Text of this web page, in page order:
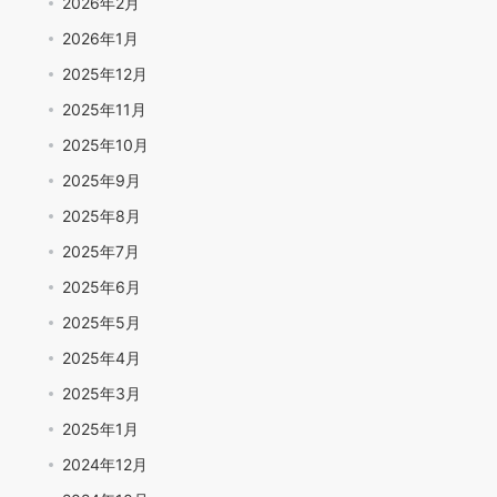
2026年1月
2025年12月
2025年11月
2025年10月
2025年9月
2025年8月
2025年7月
2025年6月
2025年5月
2025年4月
2025年3月
2025年1月
2024年12月